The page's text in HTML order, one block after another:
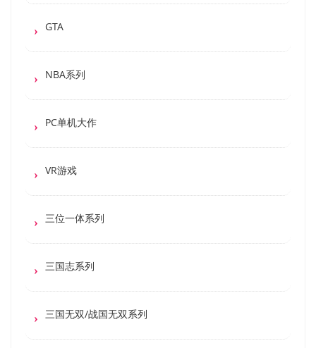
GTA
NBA系列
PC单机大作
VR游戏
三位一体系列
三国志系列
三国无双/战国无双系列